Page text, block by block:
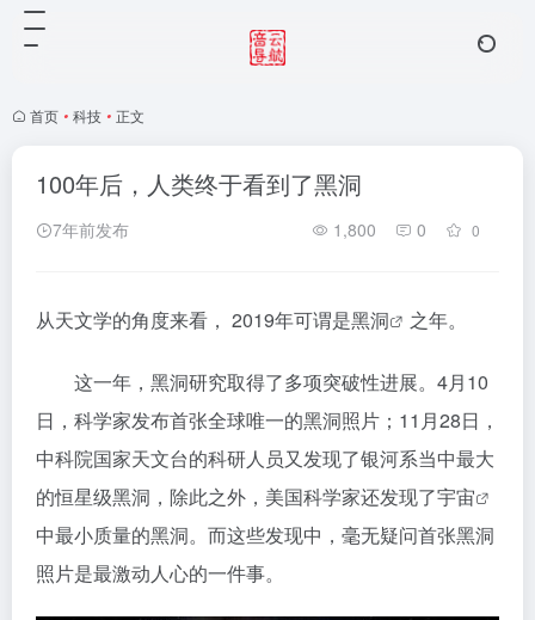
首页 • 科技 • 正文
100年后，人类终于看到了黑洞
7年前发布 1,800 0 0
从天文学的角度来看， 2019年可谓是黑洞 之年。
这一年，黑洞研究取得了多项突破性进展。4月10
日，科学家发布首张全球唯一的黑洞照片；11月28日，
中科院国家天文台的科研人员又发现了银河系当中最大
的恒星级黑洞，除此之外，美国科学家还发现了宇宙
中最小质量的黑洞。而这些发现中，毫无疑问首张黑洞
照片是最激动人心的一件事。